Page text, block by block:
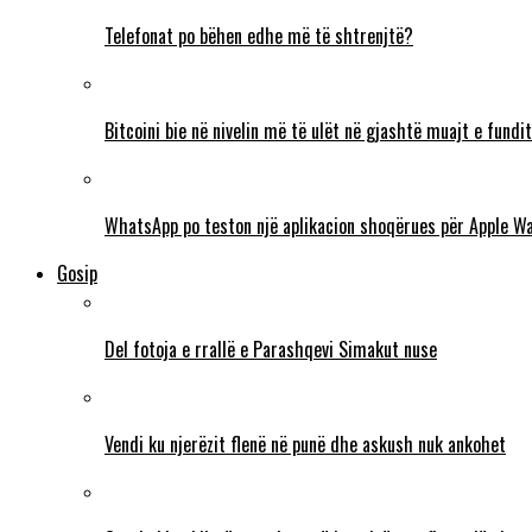
Telefonat po bëhen edhe më të shtrenjtë?
Bitcoini bie në nivelin më të ulët në gjashtë muajt e fundit
WhatsApp po teston një aplikacion shoqërues për Apple
Gosip
Del fotoja e rrallë e Parashqevi Simakut nuse
Vendi ku njerëzit flenë në punë dhe askush nuk ankohet